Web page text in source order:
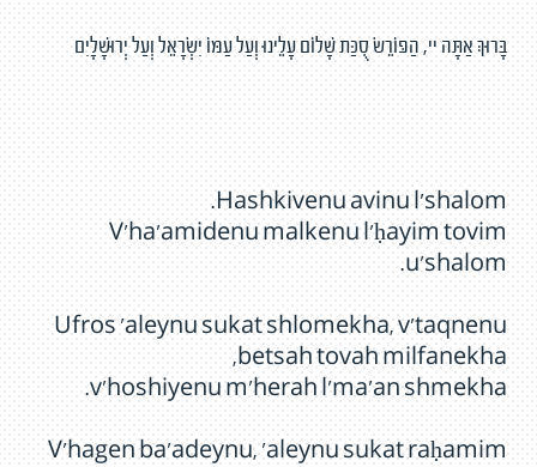
בָּרוּךְ אַתָּה יי, הַפּוֹרֵשׂ סֻכַּת שָׁלוֹם עָלֵינוּ וְעַל עַמּוֹ יִשְׂרָאֵל וְעַל יְרוּשָׁלָיִם
Hashkivenu avinu l'shalom.
V'ha'amidenu malkenu l'ḥayim tovim
u'shalom.
Ufros 'aleynu sukat shlomekha, v'taqnenu
betsah tovah milfanekha,
v'hoshiyenu m'herah l'ma'an shmekha.
V'hagen ba'adeynu, 'aleynu sukat raḥamim